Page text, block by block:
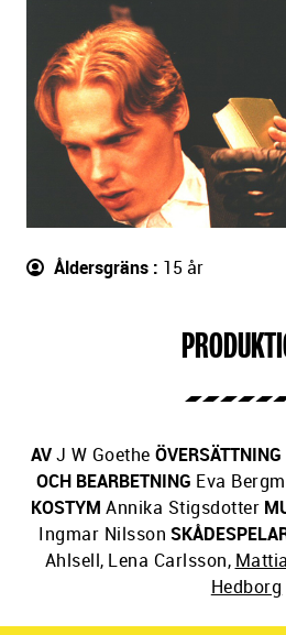
Åldersgräns 15 år
AVJ W Goethe ÖVERSÄTTNING
OCH BEARBETNING Eva
KOSTYM Annika Stigsdotter
Ingmar Nilsson
Ahlsell, Lena Carlsson,
Hedborg